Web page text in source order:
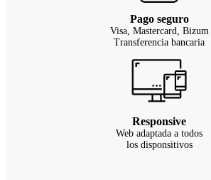
Pago seguro
Visa, Mastercard, Bizum
Transferencia bancaria
Responsive
Web adaptada a todos
los disponsitivos